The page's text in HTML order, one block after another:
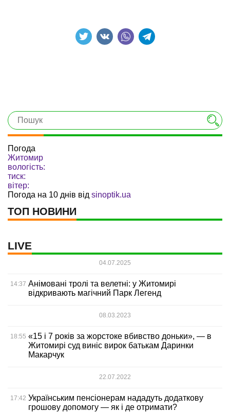
Погода
Житомир
вологість:
тиск:
вітер:
Погода на 10 днів від sinoptik.ua
ТОП НОВИНИ
LIVE
04.07.2025
14:37 Анімовані тролі та велетні: у Житомирі
відкривають магічний Парк Легенд
08.03.2023
18:55 «15 і 7 років за жорстоке вбивство доньки», — в
Житомирі суд виніс вирок батькам Даринки
Макарчук
22.07.2022
17:42 Українським пенсіонерам нададуть додаткову
грошову допомогу — як і де отримати?